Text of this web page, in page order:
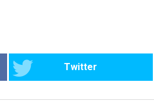
Twitter